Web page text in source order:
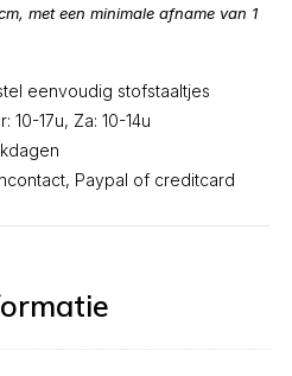
met een minimale afname van 1
eenvoudig stofstaaltjes
10-17u, Za: 10-14u
Paypal of creditcard